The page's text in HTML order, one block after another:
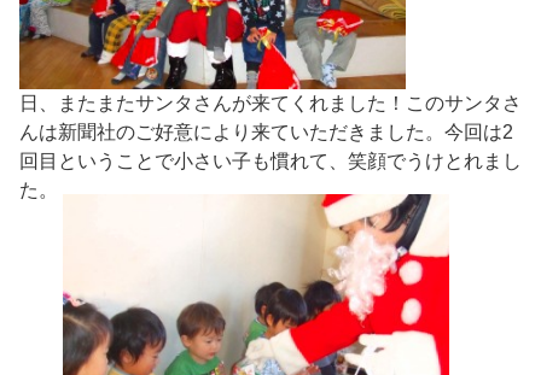
日、またまたサンタさんが来てくれました！このサンタさ
んは新聞社のご好意により来ていただきました。今回は2
回目ということで小さい子も慣れて、笑顔でうけとれまし
た。